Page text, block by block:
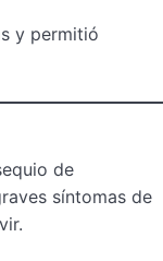
y permitió
de
síntomas de